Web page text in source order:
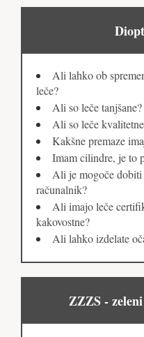
Ali lahko ob
leče?
Ali so leče tanjšane?
Ali so leče
Kakšne premaze
Imam cilindre, je to
Ali je mogoče
računalnik?
Ali imajo leče
kakovostne?
Ali lahko izdelate
ZZZS -